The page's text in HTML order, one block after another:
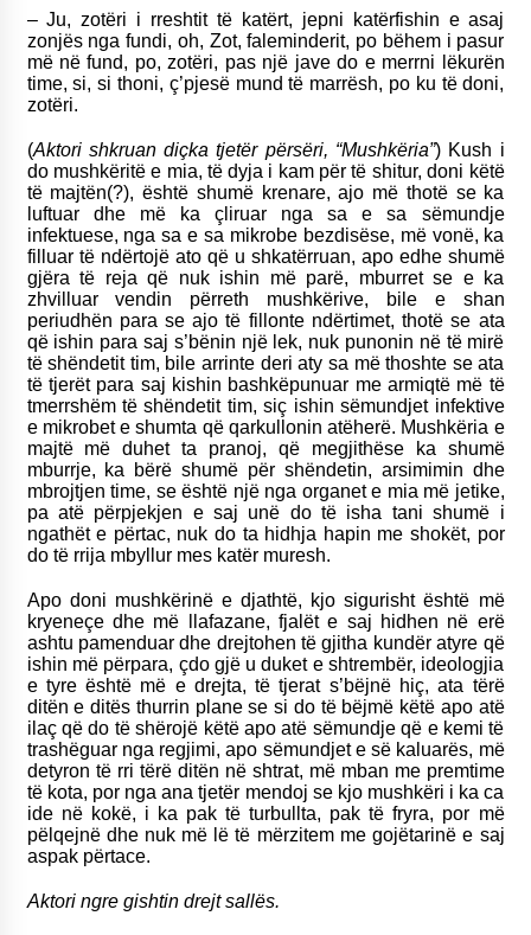
– Ju, zotëri i rreshtit të katërt, jepni katërfishin e asaj
zonjës nga fundi, oh, Zot, faleminderit, po bëhem i pasur
më në fund, po, zotëri, pas një jave do e merrni lëkurën
time, si, si thoni, ç’pjesë mund të marrësh, po ku të doni,
zotëri.
(Aktori shkruan diçka tjetër përsëri, “Mushkëria”) Kush i
do mushkëritë e mia, të dyja i kam për të shitur, doni këtë
të majtën(?), është shumë krenare, ajo më thotë se ka
luftuar dhe më ka çliruar nga sa e sa sëmundje
infektuese, nga sa e sa mikrobe bezdisëse, më vonë, ka
filluar të ndërtojë ato që u shkatërruan, apo edhe shumë
gjëra të reja që nuk ishin më parë, mburret se e ka
zhvilluar vendin përreth mushkërive, bile e shan
periudhën para se ajo të fillonte ndërtimet, thotë se ata
që ishin para saj s’bënin një lek, nuk punonin në të mirë
të shëndetit tim, bile arrinte deri aty sa më thoshte se ata
të tjerët para saj kishin bashkëpunuar me armiqtë më të
tmerrshëm të shëndetit tim, siç ishin sëmundjet infektive
e mikrobet e shumta që qarkullonin atëherë. Mushkëria e
majtë më duhet ta pranoj, që megjithëse ka shumë
mburrje, ka bërë shumë për shëndetin, arsimimin dhe
mbrojtjen time, se është një nga organet e mia më jetike,
pa atë përpjekjen e saj unë do të isha tani shumë i
ngathët e përtac, nuk do ta hidhja hapin me shokët, por
do të rrija mbyllur mes katër muresh.
Apo doni mushkërinë e djathtë, kjo sigurisht është më
kryeneçe dhe më llafazane, fjalët e saj hidhen në erë
ashtu pamenduar dhe drejtohen të gjitha kundër atyre që
ishin më përpara, çdo gjë u duket e shtrembër, ideologjia
e tyre është më e drejta, të tjerat s’bëjnë hiç, ata tërë
ditën e ditës thurrin plane se si do të bëjmë këtë apo atë
ilaç që do të shërojë këtë apo atë sëmundje që e kemi të
trashëguar nga regjimi, apo sëmundjet e së kaluarës, më
detyron të rri tërë ditën në shtrat, më mban me premtime
të kota, por nga ana tjetër mendoj se kjo mushkëri i ka ca
ide në kokë, i ka pak të turbullta, pak të fryra, por më
pëlqejnë dhe nuk më lë të mërzitem me gojëtarinë e saj
aspak përtace.
Aktori ngre gishtin drejt sallës.